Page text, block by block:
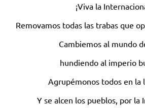
¡Viva la
Removamos todas las trabas que
Cambiemos al mundo
hundiendo al imperio
Agrupémonos todos en la
Y se alcen los pueblos, por la